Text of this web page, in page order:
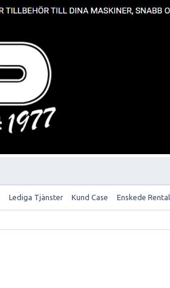
Lediga Tjänster Kund Case Enskede Rental